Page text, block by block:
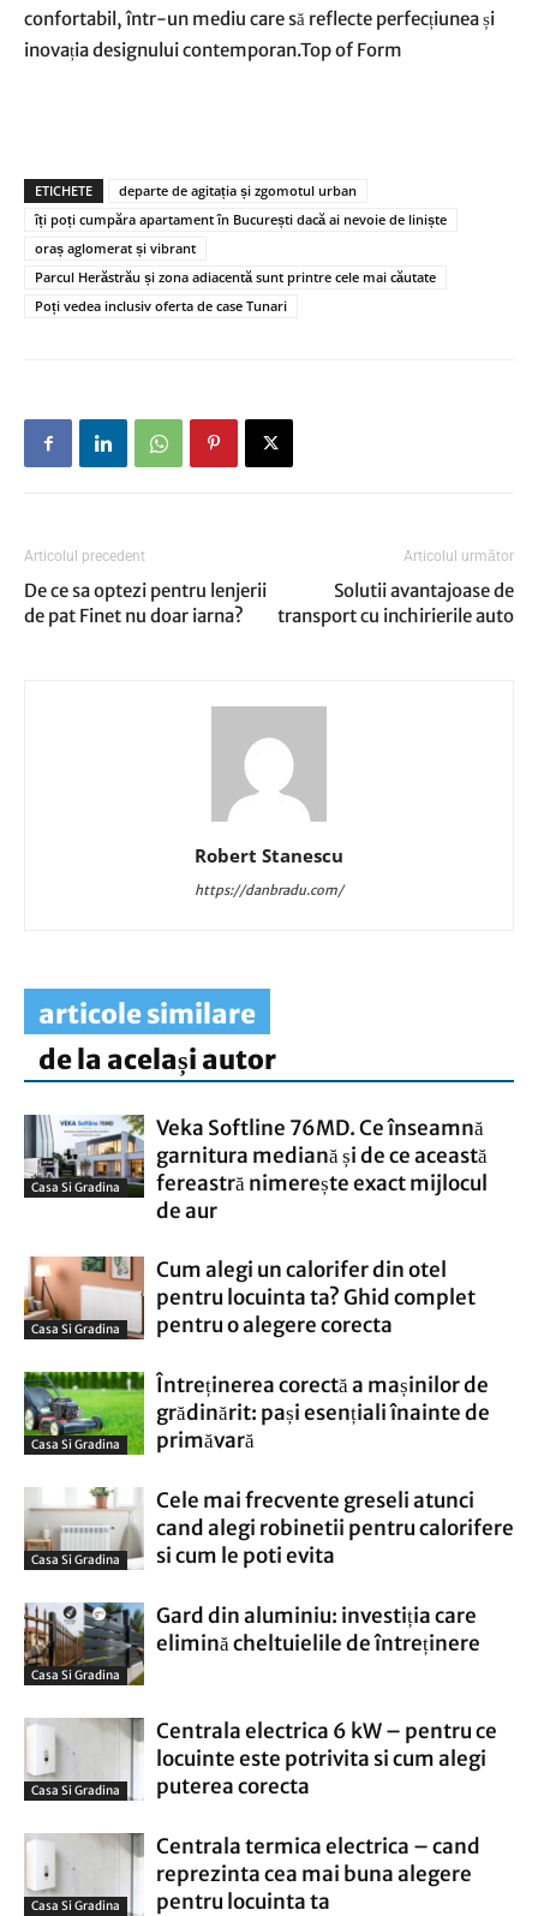
confortabil, într-un mediu care să reflecte perfecțiunea și
inovația designului contemporan.Top of Form
ETICHETE
departe de agitația și zgomotul urban
îți poți cumpăra apartament în București dacă ai nevoie de liniște
oraș aglomerat și vibrant
Parcul Herăstrău și zona adiacentă sunt printre cele mai căutate
Poți vedea inclusiv oferta de case Tunari
Articolul precedent
De ce sa optezi pentru lenjerii
de pat Finet nu doar iarna?
Articolul următor
Solutii avantajoase de
transport cu inchirierile auto
Robert Stanescu
https://danbradu.com/
articole similare
de la același autor
Casa Si Gradina
Veka Softline 76MD. Ce înseamnă
garnitura mediană și de ce această
fereastră nimerește exact mijlocul
de aur
Casa Si Gradina
Cum alegi un calorifer din otel
pentru locuinta ta? Ghid complet
pentru o alegere corecta
Casa Si Gradina
Întreținerea corectă a mașinilor de
grădinărit: pași esențiali înainte de
primăvară
Casa Si Gradina
Cele mai frecvente greseli atunci
cand alegi robinetii pentru calorifere
si cum le poti evita
Casa Si Gradina
Gard din aluminiu: investiția care
elimină cheltuielile de întreținere
Casa Si Gradina
Centrala electrica 6 kW – pentru ce
locuinte este potrivita si cum alegi
puterea corecta
Casa Si Gradina
Centrala termica electrica – cand
reprezinta cea mai buna alegere
pentru locuinta ta